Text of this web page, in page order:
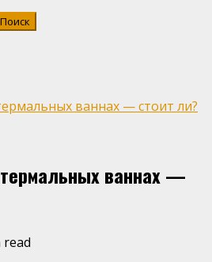
ваннах — стоит ли?
ваннах —
read